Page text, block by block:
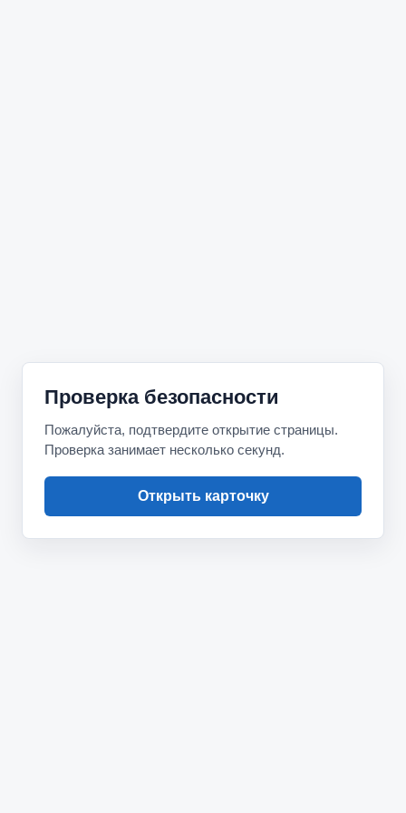
Проверка безопасности
Пожалуйста, подтвердите открытие страницы.
Проверка занимает несколько секунд.
Открыть карточку